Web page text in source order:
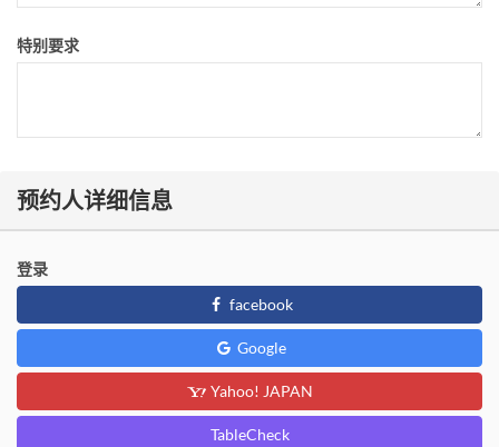
特别要求
预约人详细信息
登录
facebook
Google
Yahoo! JAPAN
TableCheck